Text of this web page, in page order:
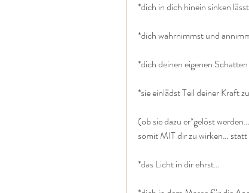
*dich in dich hinein sinken
*dich wahrnimmst und
*dich deinen eigenen
*sie einlädst Teil deiner Kraft
(ob sie dazu er*gelöst
somit MIT dir zu wirken…
*das Licht in dir ehrst…